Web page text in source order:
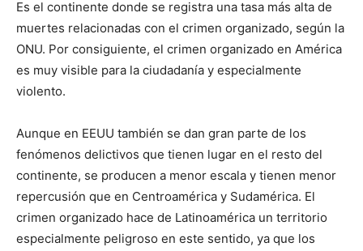
Es el continente donde se registra una tasa más alta de
muertes relacionadas con el crimen organizado, según la
ONU. Por consiguiente, el crimen organizado en América
es muy visible para la ciudadanía y especialmente
violento.
Aunque en EEUU también se dan gran parte de los
fenómenos delictivos que tienen lugar en el resto del
continente, se producen a menor escala y tienen menor
repercusión que en Centroamérica y Sudamérica. El
crimen organizado hace de Latinoamérica un territorio
especialmente peligroso en este sentido, ya que los